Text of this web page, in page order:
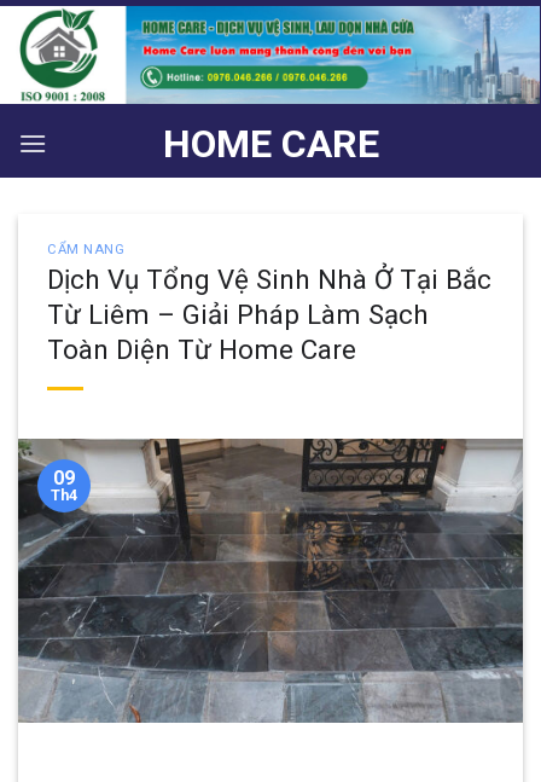
Bỏ
qua
nội
dung
HOME CARE
CẨM NANG
Dịch Vụ Tổng Vệ Sinh Nhà Ở Tại Bắc
Từ Liêm – Giải Pháp Làm Sạch
Toàn Diện Từ Home Care
09
Th4